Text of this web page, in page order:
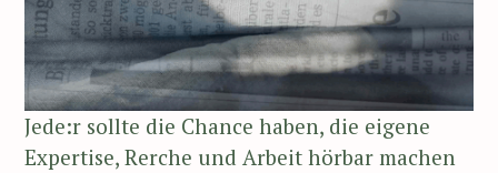
Jede:r sollte die Chance haben, die eigene
Expertise, Rerche und Arbeit hörbar machen